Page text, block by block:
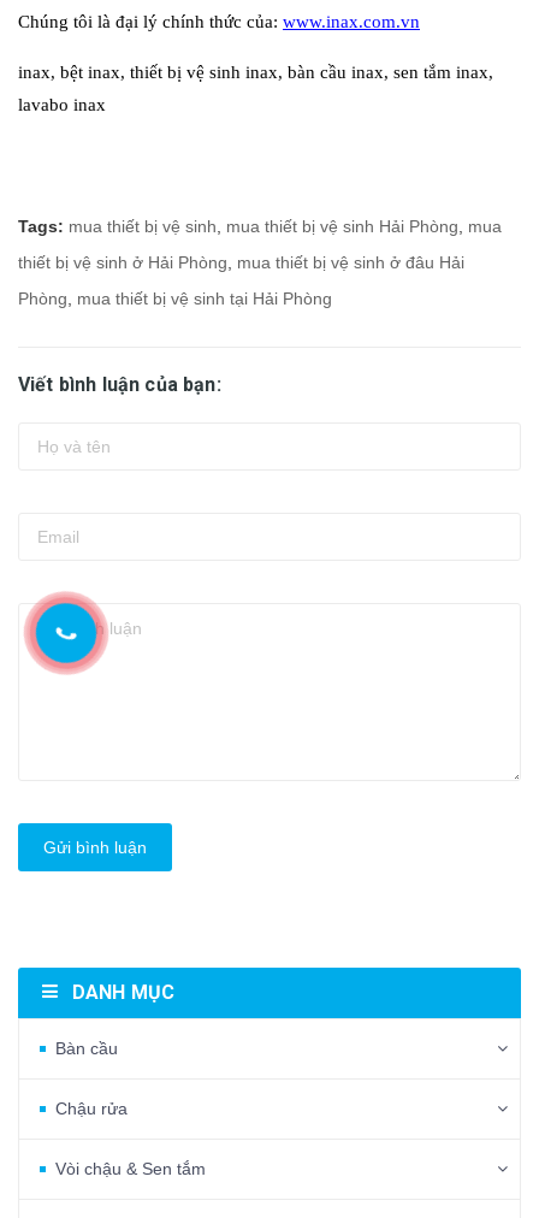
Chúng tôi là đại lý chính thức của: www.inax.com.vn
inax, bệt inax, thiết bị vệ sinh inax, bàn cầu inax, sen tắm inax,
lavabo inax
Tags: mua thiết bị vệ sinh mua thiết bị vệ sinh Hải Phòng
mua
thiết bị vệ sinh ở Hải Phòng
mua thiết bị vệ sinh ở đâu Hải
Phòng
mua thiết bị vệ sinh tại Hải Phòng
Viết bình luận của bạn:
Gửi bình luận
DANH MỤC
Bàn cầu
Chậu rửa
Vòi chậu & Sen tắm